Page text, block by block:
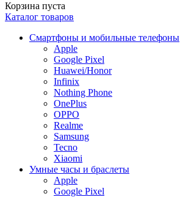
Корзина пуста
Каталог товаров
Смартфоны и мобильные телефоны
Apple
Google Pixel
Huawei/Honor
Infinix
Nothing Phone
OnePlus
OPPO
Realme
Samsung
Tecno
Xiaomi
Умные часы и браслеты
Apple
Google Pixel